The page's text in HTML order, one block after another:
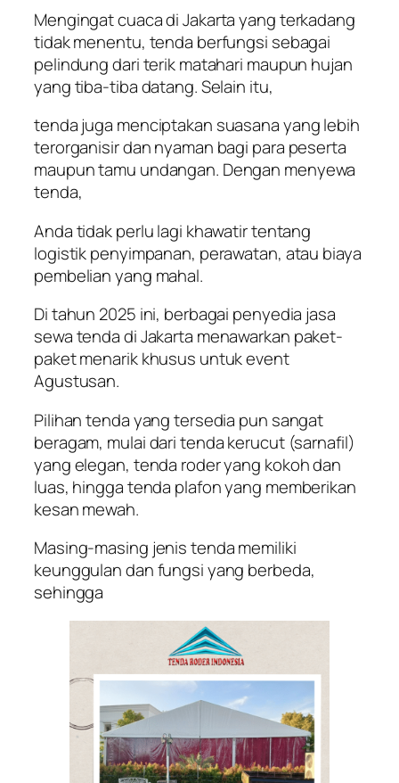
Mengingat cuaca di Jakarta yang terkadang
tidak menentu, tenda berfungsi sebagai
pelindung dari terik matahari maupun hujan
yang tiba-tiba datang. Selain itu,
tenda juga menciptakan suasana yang lebih
terorganisir dan nyaman bagi para peserta
maupun tamu undangan. Dengan menyewa
tenda,
Anda tidak perlu lagi khawatir tentang
logistik penyimpanan, perawatan, atau biaya
pembelian yang mahal.
Di tahun 2025 ini, berbagai penyedia jasa
sewa tenda di Jakarta menawarkan paket-
paket menarik khusus untuk event
Agustusan.
Pilihan tenda yang tersedia pun sangat
beragam, mulai dari tenda kerucut (sarnafil)
yang elegan, tenda roder yang kokoh dan
luas, hingga tenda plafon yang memberikan
kesan mewah.
Masing-masing jenis tenda memiliki
keunggulan dan fungsi yang berbeda,
sehingga